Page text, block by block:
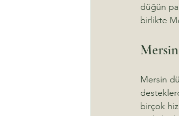
düğün
birlikte
Mersin
birçok